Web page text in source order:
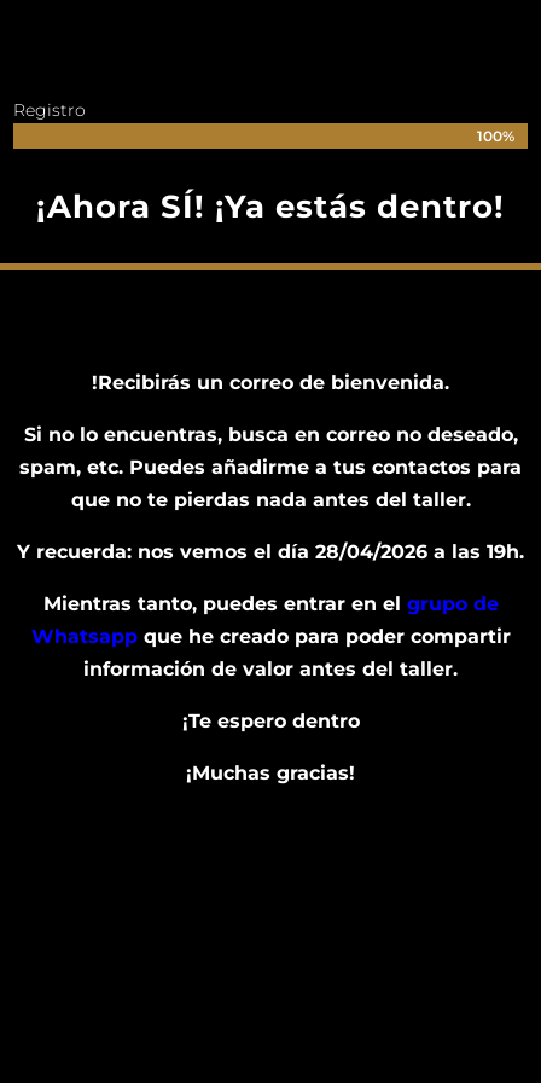
Registro
100%
100%
¡Ahora SÍ! ¡Ya estás dentro!
!Recibirás un correo de bienvenida.
Si no lo encuentras, busca en correo no deseado,
spam, etc. Puedes añadirme a tus contactos para
que no te pierdas nada antes del taller.
Y recuerda: nos vemos el día 28/04/2026 a las 19h.
Mientras tanto, puedes entrar en el grupo de
Whatsappque he creado para poder compartir
información de valor antes del taller.
¡Te espero dentro
¡Muchas gracias!